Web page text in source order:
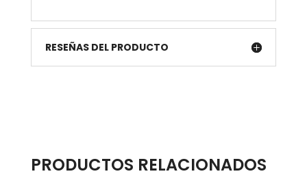
RESEÑAS DEL PRODUCTO
PRODUCTOS RELACIONADOS